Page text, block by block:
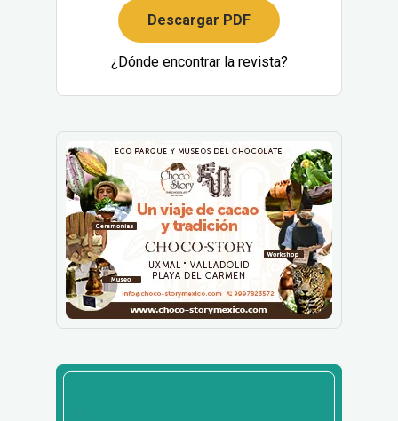
Descargar PDF
¿Dónde encontrar la revista?